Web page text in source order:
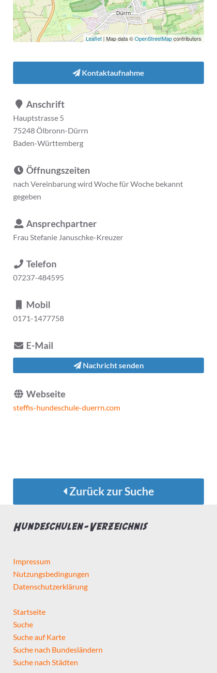
Leaflet | Map data ©OpenStreetMapcontributors
Kontaktaufnahme
Anschrift
Hauptstrasse 5
75248 Ölbronn-Dürrn
Baden-Württemberg
Öffnungszeiten
nach Vereinbarung wird Woche für Woche bekannt
gegeben
Ansprechpartner
Frau Stefanie Januschke-Kreuzer
Telefon
07237-484595
Mobil
0171-1477758
E-Mail
Nachricht senden
Webseite
steffis-hundeschule-duerrn.com
Zurück zur Suche
Hundeschulen-Verzeichnis
Impressum
Nutzungsbedingungen
Datenschutzerklärung
Startseite
Suche
Suche auf Karte
Suche nach Bundesländern
Suche nach Städten